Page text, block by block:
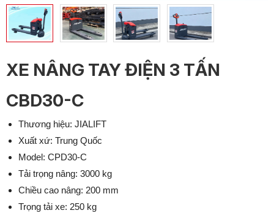
XE NÂNG TAY ĐIỆN 3 TẤN
CBD30-C
Thương hiệu: JIALIFT
Xuất xứ: Trung Quốc
Model: CPD30-C
Tải trọng nâng: 3000 kg
Chiều cao nâng: 200 mm
Trọng tải xe: 250 kg